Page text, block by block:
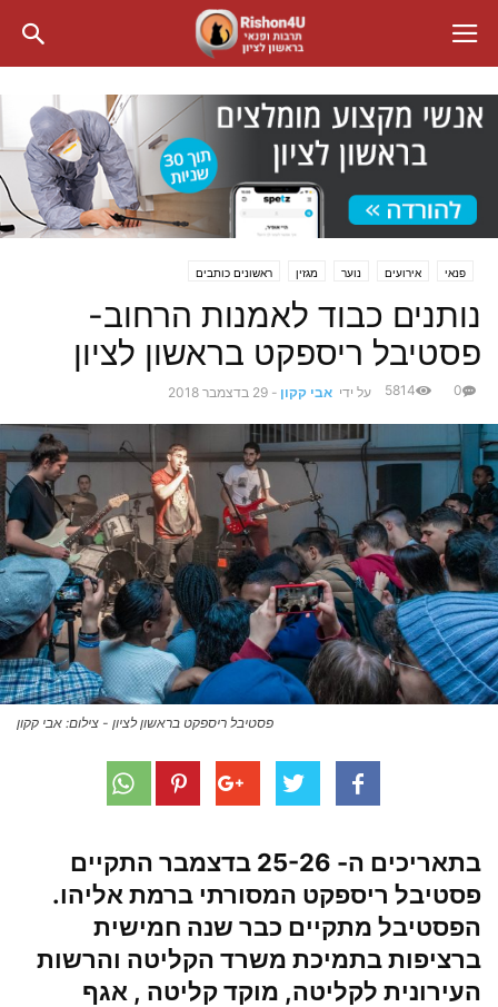
פנאי אירועים נוער מגזין ראשונים כותבים
נותנים כבוד לאמנות הרחוב-
פסטיבל ריספקט בראשון לציון
על ידי אבי קקון - 29 בדצמבר 2018 0
5814
פסטיבל ריספקט בראשון לציון - צילום: אבי קקון
בתאריכים ה- 25-26 בדצמבר התקיים
פסטיבל ריספקט המסורתי ברמת אליהו.
הפסטיבל מתקיים כבר שנה חמישית
ברציפות בתמיכת משרד הקליטה והרשות
העירונית לקליטה, מוקד קליטה , אגף